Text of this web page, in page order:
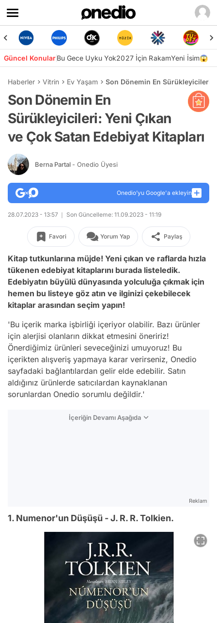
Güncel KonularBu Gece Uyku Yok2027 İçin RakamYeni İsim😱
Haberler Vitrin Ev Yaşam Son Dönemin En Sürükleyicileri:
Son Dönemin En
Sürükleyicileri: Yeni Çıkan
ve Çok Satan Edebiyat Kitapları
Berna Partal - Onedio Üyesi
Onedio’yu Google'a ekleyin
28.07.2023 - 13:57 Son Güncelleme: 11.09.2023 - 11:19
Favori Yorum Yap Paylaş
Kitap tutkunlarına müjde! Yeni çıkan ve raflarda hızla
tükenen edebiyat kitaplarını burada listeledik.
Edebiyatın büyülü dünyasında yolculuğa çıkmak için
hemen bu listeye göz atın ve ilginizi çekebilecek
kitaplar arasından seçim yapın!
'Bu içerik marka işbirliği içeriyor olabilir. Bazı ürünler
için alerjisi olanların dikkat etmesini öneririz!
Önerdiğimiz ürünleri seveceğinizi umuyoruz! Bu
içerikten alışveriş yapmaya karar verirseniz, Onedio
sayfadaki bağlantılardan gelir elde edebilir. Satın
aldığınız ürünlerde satıcılardan kaynaklanan
sorunlardan Onedio sorumlu değildir.'
İçeriğin Devamı Aşağıda
Reklam
1. Numenor'un Düşüşü - J. R. R. Tolkien.